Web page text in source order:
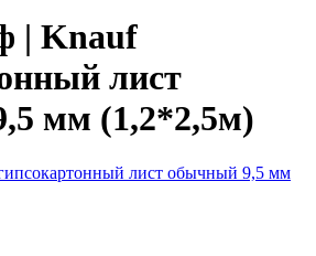
| Knauf
лист
мм (1,2*2,5м)